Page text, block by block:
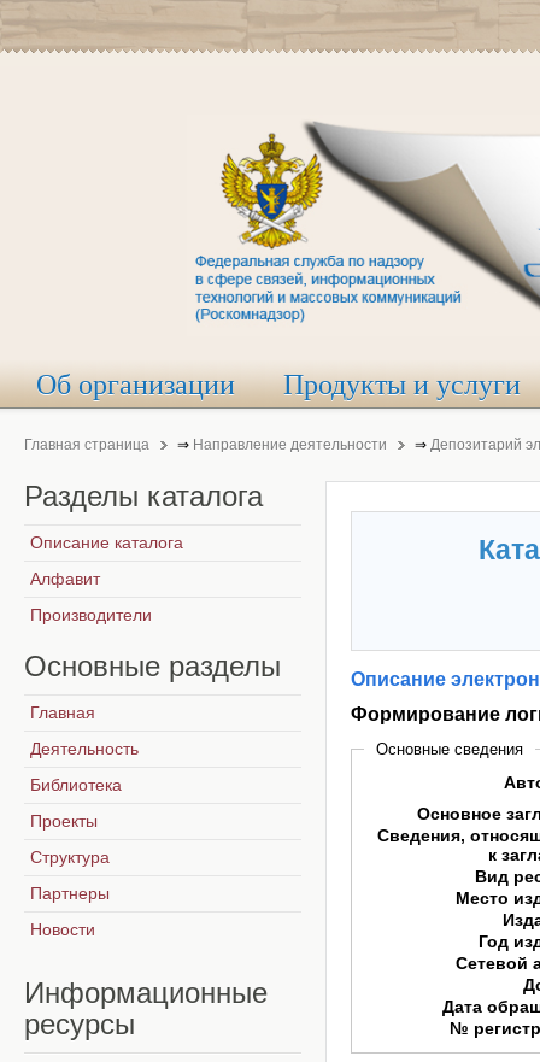
Об организации Продукты и услуги
Главная страница ⇒ Направление деятельности ⇒ Депозитарий
Описание
Формирование
Основные сведения
Основное
Сведения,
к
Вид
Место
Год
Сетевой
Дата
№
Разделы каталога
Описание каталога
Алфавит
Производители
Основные разделы
Главная
Деятельность
Библиотека
Проекты
Структура
Партнеры
Новости
Информационные
ресурсы